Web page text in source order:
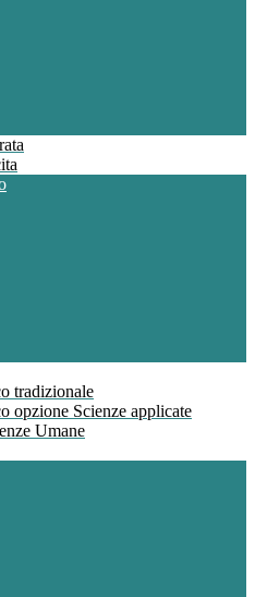
tradizionale
opzione Scienze applicate
Umane